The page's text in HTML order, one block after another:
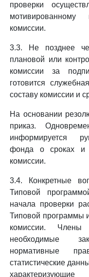
проверки
мотивированному
комиссии.
3.3. Не позднее
плановой или
комиссии за
готовится
составу комиссии и
На основании
приказ.
информируется
фонда о сроках и
комиссии.
3.4. Конкретные
Типовой
начала проверки
Типовой программы
комиссии. Члены
необходимые
нормативные
статистические